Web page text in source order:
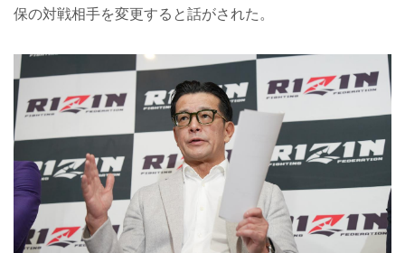
保の対戦相手を変更すると話がされた。